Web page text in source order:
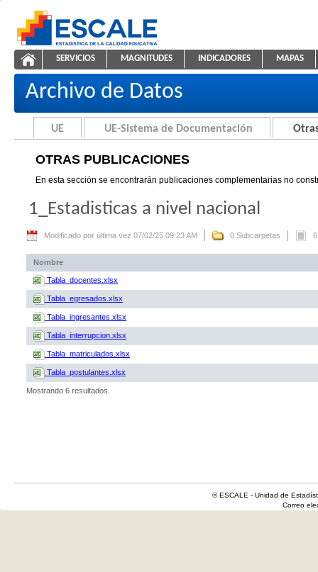
ESCALE - Unidad de Estadística Educativa
Otras Publicaciones
NAVEGACIÓN
SERVICIOS MAGNITUDES INDICADORES MAPAS
Archivo de Datos
UE UE-Sistema de Documentación
OTRAS PUBLICACIONES
En esta sección se encontrarán publicaciones complementarias no
1_Estadisticas a nivel nacional
Modificado por última vez 07/02/25 09:23 AM 0 Subcarpetas
Nombre
Tabla_docentes.xlsx
Tabla_egresados.xlsx
Tabla_ingresantes.xlsx
Tabla_interrupcion.xlsx
Tabla_matriculados.xlsx
Tabla_postulantes.xlsx
Mostrando 6 resultados.
© ESCALE - Unidad de
Correo